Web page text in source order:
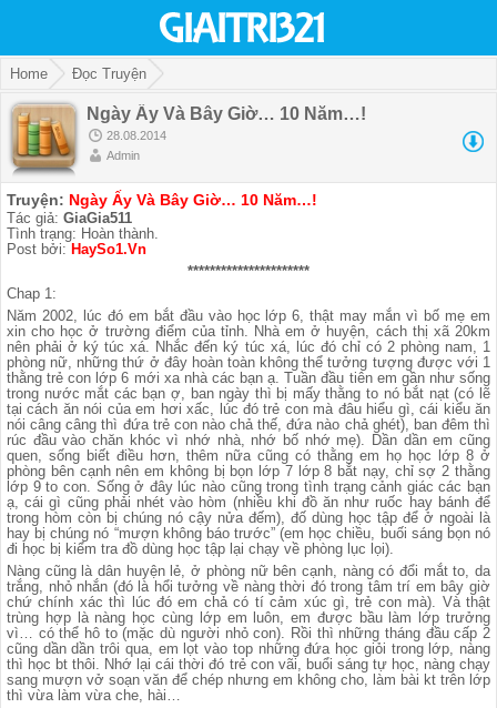
Home Đọc Truyện
Ngày Ấy Và Bây Giờ… 10 Năm…!
28.08.2014
Admin
Truyện: Ngày Ấy Và Bây Giờ… 10 Năm…!
Tác giả: GiaGia511
Tình trạng: Hoàn thành.
Post bởi: HaySo1.Vn
**********************
Chap 1:
Năm 2002, lúc đó em bắt đầu vào học lớp 6, thật may mắn vì bố mẹ em
xin cho học ở trường điểm của tỉnh. Nhà em ở huyện, cách thị xã 20km
nên phải ở ký túc xá. Nhắc đến ký túc xá, lúc đó chỉ có 2 phòng nam, 1
phòng nữ, những thứ ở đây hoàn toàn không thể tưởng tượng được với 1
thằng trẻ con lớp 6 mới xa nhà các bạn ạ. Tuần đầu tiên em gần như sống
trong nước mắt các bạn ợ, ban ngày thì bị mấy thằng to nó bắt nạt (có lẽ
tại cách ăn nói của em hơi xấc, lúc đó trẻ con mà đâu hiểu gì, cái kiểu ăn
nói câng câng thì đứa trẻ con nào chả thế, đứa nào chả ghét), ban đêm thì
rúc đầu vào chăn khóc vì nhớ nhà, nhớ bố nhớ mẹ). Dần dần em cũng
quen, sống biết điều hơn, thêm nữa cũng có thằng em họ học lớp 8 ở
phòng bên cạnh nên em không bị bọn lớp 7 lớp 8 bắt nạy, chỉ sợ 2 thằng
lớp 9 to con. Sống ở đây lúc nào cũng trong tình trạng cảnh giác các bạn
ạ, cái gì cũng phải nhét vào hòm (nhiều khi đồ ăn như ruốc hay bánh để
trong hòm còn bị chúng nó cậy nửa đếm), đố dùng học tập để ở ngoài là
hay bị chúng nó “mượn không báo trước” (em học chiều, buối sáng bọn nó
đi học bị kiểm tra đồ dùng học tập lại chạy về phòng lục lọi).
Nàng cũng là dân huyện lẻ, ở phòng nữ bên cạnh, nàng có đổi mắt to, da
trắng, nhỏ nhắn (đó là hổi tưởng về nàng thời đó trong tâm trí em bây giờ
chứ chính xác thì lúc đó em chả có tí cảm xúc gì, trẻ con mà). Và thật
trùng hợp là nàng học cùng lớp em luôn, em được bầu làm lớp trưởng
vì… có thể hô to (mặc dù người nhỏ con). Rồi thì những tháng đầu cấp 2
cũng dần dần trôi qua, em lọt vào top những đứa học giỏi trong lớp, nàng
thì học bt thôi. Nhớ lại cái thời đó trẻ con vãi, buổi sáng tự học, nàng chạy
sang mượn vở soạn văn để chép nhưng em không cho, làm bài kt trên lớp
thì vừa làm vừa che, hài…